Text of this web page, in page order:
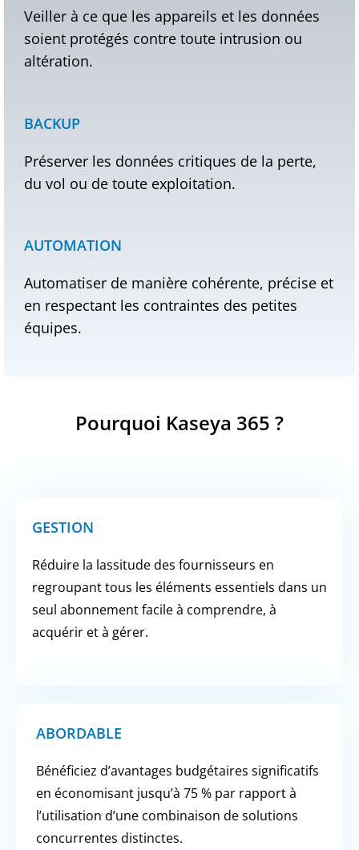
Veiller à ce que les appareils et les données
soient protégés contre toute intrusion ou
altération.
BACKUP
Préserver les données critiques de la perte,
du vol ou de toute exploitation.
AUTOMATION
Automatiser de manière cohérente, précise et
en respectant les contraintes des petites
équipes.
Pourquoi Kaseya 365 ?
GESTION
Réduire la lassitude des fournisseurs en
regroupant tous les éléments essentiels dans un
seul abonnement facile à comprendre, à
acquérir et à gérer.
ABORDABLE
Bénéficiez d’avantages budgétaires significatifs
en économisant jusqu’à 75 % par rapport à
l’utilisation d’une combinaison de solutions
concurrentes distinctes.